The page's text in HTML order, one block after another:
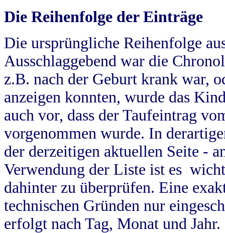
Die Reihenfolge der Einträge
Die ursprüngliche Reihenfolge
Ausschlaggebend war die
z.B. nach der Geburt krank war,
anzeigen konnten, wurde das
auch vor, dass der Taufeintrag
vorgenommen wurde. In
der derzeitigen aktuellen Seite -
Verwendung der Liste ist es
dahinter zu überprüfen. Eine
technischen Gründen nur
erfolgt nach Tag, Monat und Jahr.